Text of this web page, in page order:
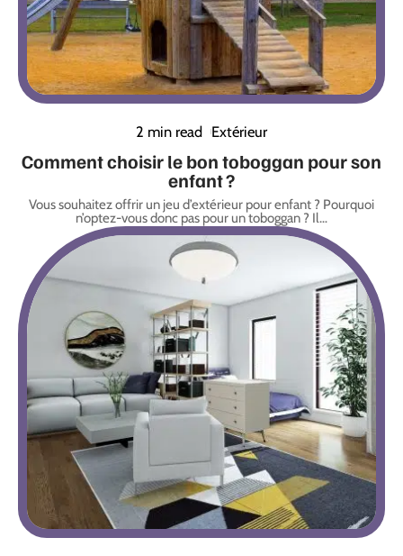
2 min read Extérieur
Comment choisir le bon toboggan pour son
enfant ?
Vous souhaitez offrir un jeu d’extérieur pour enfant ? Pourquoi
n’optez-vous donc pas pour un toboggan ? Il…